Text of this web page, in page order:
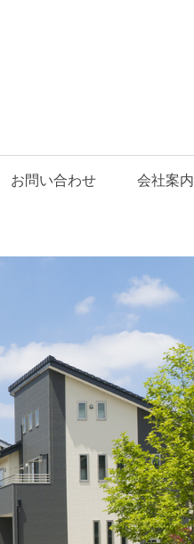
お問い合わせ 会社案内